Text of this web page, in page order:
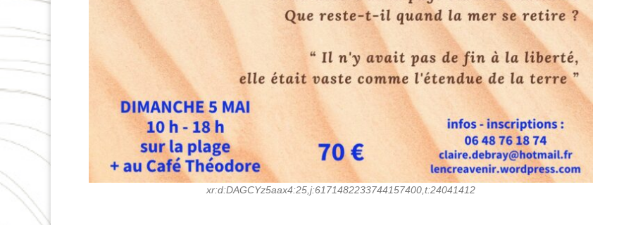
xr:d:DAGCYz5aax4:25,j:6171482233744157400,t:24041412